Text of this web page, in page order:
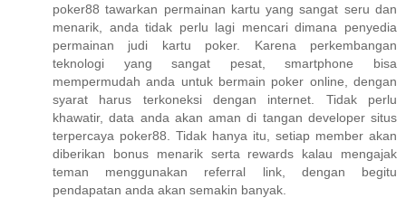
poker88 tawarkan permainan kartu yang sangat seru dan
menarik, anda tidak perlu lagi mencari dimana penyedia
permainan judi kartu poker. Karena perkembangan
teknologi yang sangat pesat, smartphone bisa
mempermudah anda untuk bermain poker online, dengan
syarat harus terkoneksi dengan internet. Tidak perlu
khawatir, data anda akan aman di tangan developer situs
terpercaya poker88. Tidak hanya itu, setiap member akan
diberikan bonus menarik serta rewards kalau mengajak
teman menggunakan referral link, dengan begitu
pendapatan anda akan semakin banyak.